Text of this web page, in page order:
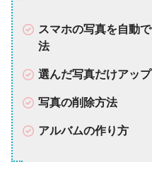
スマホの写真を自動
法
選んだ写真だけアッ
写真の削除方法
アルバムの作り方